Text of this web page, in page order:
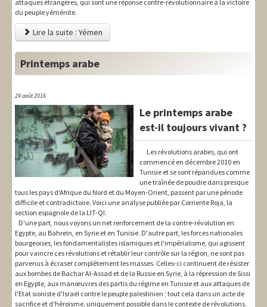
attaques étrangères, qui sont une réponse contre-révolutionnaire à la victoire
du peuple yéménite.
Lire la suite : Yémen
Printemps arabe
29 août 2016
Le printemps arabe
est-il toujours vivant ?
Les révolutions arabes, qui ont
commencé en décembre 2010 en
Tunisie et se sont répandues comme
une traînée de poudre dans presque
tous les pays d'Afrique du Nord et du Moyen-Orient, passent par une période
difficile et contradictoire. Voici une analyse publiée par Corriente Roja, la
section espagnole de la LIT-QI.
D'une part, nous voyons un net renforcement de la contre-révolution en
Egypte, au Bahreïn, en Syrie et en Tunisie. D'autre part, les forces nationales
bourgeoises, les fondamentalistes islamiques et l'impérialisme, qui agissent
pour vaincre ces révolutions et rétablir leur contrôle sur la région, ne sont pas
parvenus à écraser complètement les masses. Celles-ci continuent de résister
aux bombes de Bachar Al-Assad et de la Russie en Syrie, à la répression de Sissi
en Egypte, aux manœuvres des partis du régime en Tunisie et aux attaques de
l'Etat sioniste d'Israël contre le peuple palestinien ; tout cela dans un acte de
sacrifice et d'héroïsme, uniquement possible dans le contexte de révolutions.